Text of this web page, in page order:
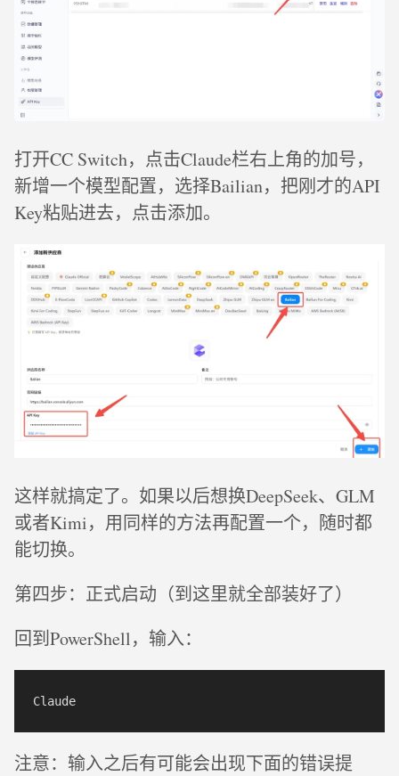
打开CC Switch，点击Claude栏右上角的加号，
新增一个模型配置，选择Bailian，把刚才的API
Key粘贴进去，点击添加。
这样就搞定了。如果以后想换DeepSeek、GLM
或者Kimi，用同样的方法再配置一个，随时都
能切换。
第四步：正式启动（到这里就全部装好了）
回到PowerShell，输入：
注意：输入之后有可能会出现下面的错误提